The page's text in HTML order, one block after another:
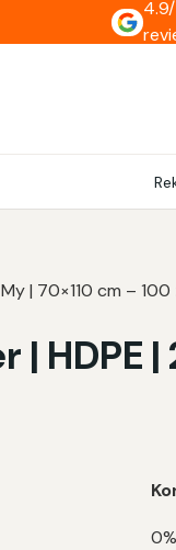
de pijlen om
| 70×110 cm – 100
| HDPE |
0%